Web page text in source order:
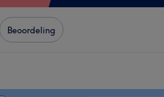
Beoordeling